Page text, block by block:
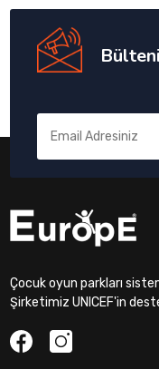
Çocuk oyun parkları
Şirketimiz UNICEF'in